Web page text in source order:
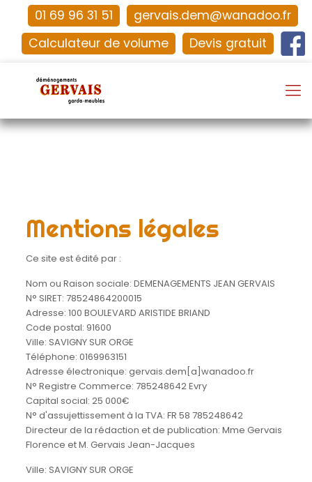
01 69 96 31 51
gervais.dem@wanadoo.fr
Calculateur de volume
Devis gratuit
Mentions légales
Ce site est édité par :
Nom ou Raison sociale: DEMENAGEMENTS JEAN GERVAIS
N° SIRET: 78524864200015
Adresse: 100 BOULEVARD ARISTIDE BRIAND
Code postal: 91600
Ville: SAVIGNY SUR ORGE
Téléphone: 0169963151
Adresse électronique: gervais.dem[a]wanadoo.fr
N° Registre Commerce: 785248642 Evry
Capital social: 25 000€
N° d'assujettissement à la TVA: FR 58 785248642
Directeur de la rédaction et de publication: Mme Gervais
Florence et M. Gervais Jean-Jacques
Ville: SAVIGNY SUR ORGE